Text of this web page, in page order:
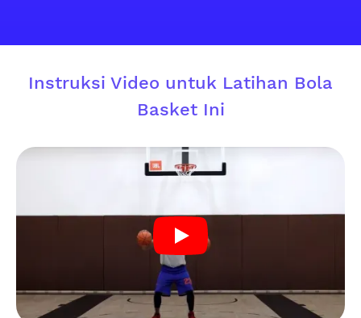
Instruksi Video untuk Latihan Bola
Basket Ini